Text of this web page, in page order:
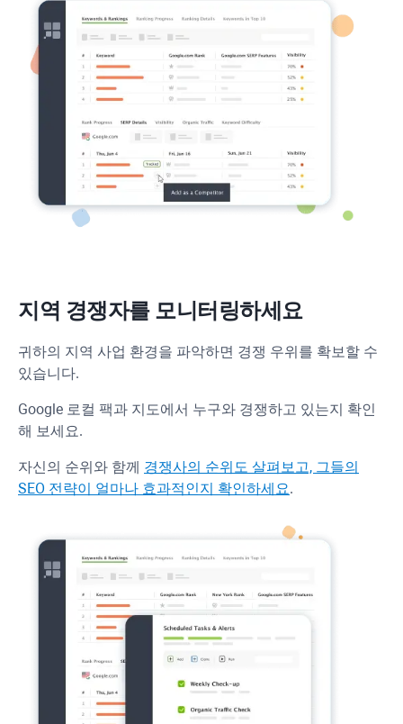
지역 경쟁자를 모니터링하세요
귀하의 지역 사업 환경을 파악하면 경쟁 우위를 확보할 수
있습니다.
Google 로컬 팩과 지도에서 누구와 경쟁하고 있는지 확인
해 보세요.
자신의 순위와 함께 경쟁사의 순위도 살펴보고, 그들의
SEO 전략이 얼마나 효과적인지 확인하세요.